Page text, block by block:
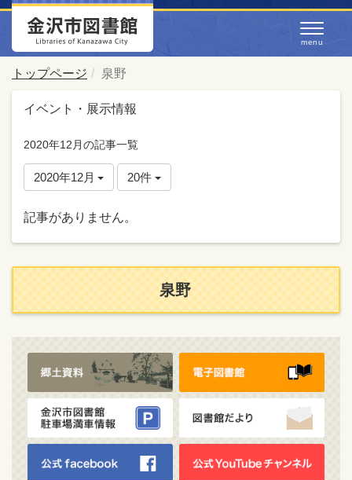
トップページ 泉野
イベント・展示情報
2020年12月の記事一覧
2020年12月 20件
記事がありません。
泉野